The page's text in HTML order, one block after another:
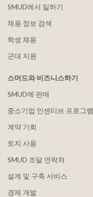
SMUD에서 일하기
채용 정보 검색
학생 채용
군대 지원
스머드와 비즈니스하기
SMUD에 판매
중소기업 인센티브 프로그램
계약 기회
토지 사용
SMUD 조달 연락처
설계 및 구축 서비스
경제 개발